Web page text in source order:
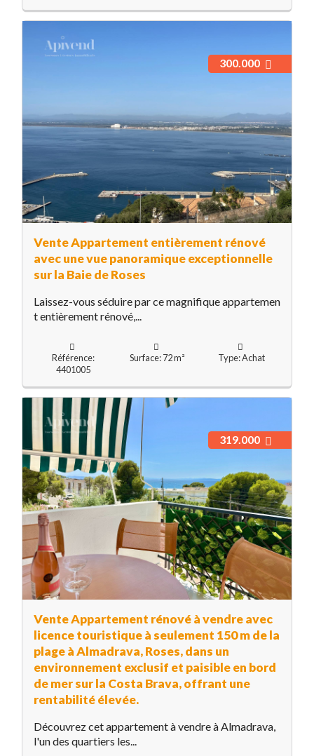
Vente Appartement entièrement rénové
avec une vue panoramique exceptionnelle
sur la Baie de Roses
300.000
Laissez-vous séduire par ce magnifique appartemen
t entièrement rénové,...
Référence:
4401005
Surface: 72 m² Type: Achat
Vente Appartement rénové à vendre avec
licence touristique à seulement 150 m de la
plage à Almadrava, Roses, dans un
environnement exclusif et paisible en bord
de mer sur la Costa Brava, offrant une
rentabilité élevée.
319.000
Découvrez cet appartement à vendre à Almadrava,
l'un des quartiers les...